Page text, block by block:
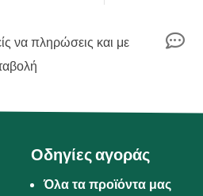
να πληρώσεις και με

Οδηγίες αγοράς
Όλα τα προϊόντα μας